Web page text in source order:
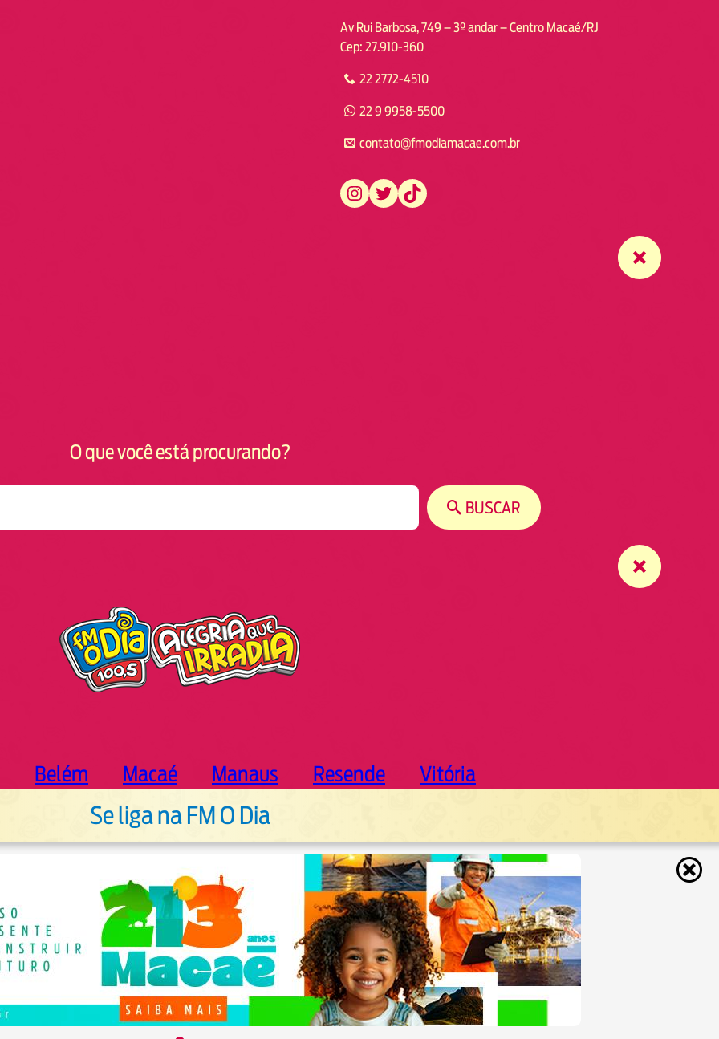
Av Rui Barbosa, 749 – 3º andar – Centro Macaé/RJ
Cep: 27.910-360
22 2772-4510
22 9 9958-5500
contato@fmodiamacae.com.br
https://www.instagram.com/fmodia.macae/ https://twitter.com/fmodia.macae/ https://www.tiktok.com/@fmodia.macae
O que você está procurando?
BUSCAR
Belém Macaé Manaus Resende Vitória
Se liga na FM O Dia